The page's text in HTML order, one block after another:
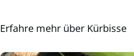
Erfahre mehr über Kürbisse